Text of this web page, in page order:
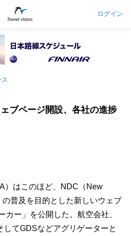
ログイン
ス
ブページ開設、各社の進捗
）はこのほど、NDC（New
普及を目的とした新しいウェブ
カー」を公開した。航空会社、
してGDSなどアグリゲーターと